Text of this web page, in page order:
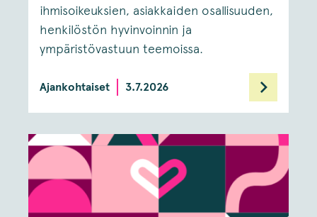
ihmisoikeuksien, asiakkaiden osallisuuden,
henkilöstön hyvinvoinnin ja
ympäristövastuun teemoissa.
Ajankohtaiset 3.7.2026